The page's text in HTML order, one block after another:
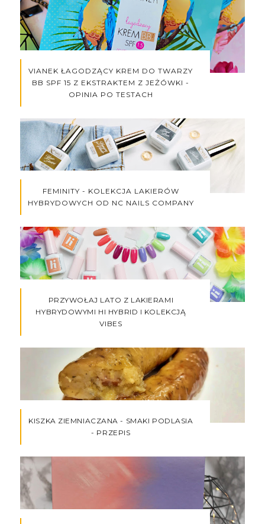
VIANEK ŁAGODZĄCY KREM DO TWARZY
BB SPF 15 Z EKSTRAKTEM Z JEŻÓWKI -
OPINIA PO TESTACH
FEMINITY - KOLEKCJA LAKIERÓW
HYBRYDOWYCH OD NC NAILS COMPANY
PRZYWOŁAJ LATO Z LAKIERAMI
HYBRYDOWYMI HI HYBRID I KOLEKCJĄ
VIBES
KISZKA ZIEMNIACZANA - SMAKI PODLASIA
- PRZEPIS